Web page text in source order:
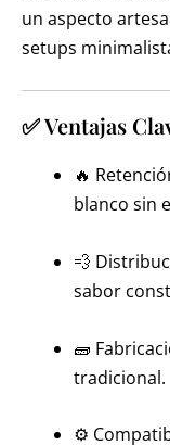
un aspecto
setups
✅ Ventajas
🔥
blanco sin
💨
sabor
🧱
tradicional.
⚙️